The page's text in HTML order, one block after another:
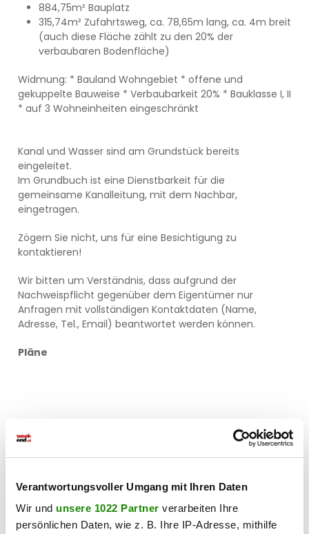
Verantwortungsvoller Umgang mit Ihren Daten
Wir und unsere 1022 Partner verarbeiten Ihre
persönlichen Daten, wie z. B. Ihre IP-Adresse, mithilfe
884,75m² Bauplatz
315,74m² Zufahrtsweg, ca. 78,65m lang, ca. 4m breit
(auch diese Fläche zählt zu den 20% der
verbaubaren Bodenfläche)
Widmung: * Bauland Wohngebiet * offene und
gekuppelte Bauweise * Verbaubarkeit 20% * Bauklasse I, II
* auf 3 Wohneinheiten eingeschränkt
Kanal und Wasser sind am Grundstück bereits
eingeleitet.
Im Grundbuch ist eine Dienstbarkeit für die
gemeinsame Kanalleitung, mit dem Nachbar,
eingetragen.
Zögern Sie nicht, uns für eine Besichtigung zu
kontaktieren!
Wir bitten um Verständnis, dass aufgrund der
Nachweispflicht gegenüber dem Eigentümer nur
Anfragen mit vollständigen Kontaktdaten (Name,
Adresse, Tel., Email) beantwortet werden können.
Pläne